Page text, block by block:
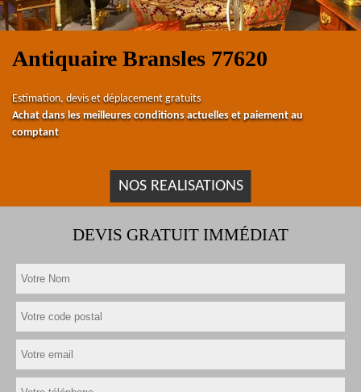
Antiquaire Bransles 77620
Estimation, devis et déplacement gratuits
Achat dans les meilleures conditions actuelles et paiement au
comptant
NOS REALISATIONS
DEVIS GRATUIT IMMÉDIAT